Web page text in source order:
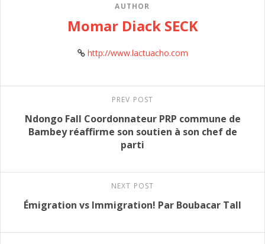
AUTHOR
Momar Diack SECK
http://www.lactuacho.com
PREV POST
Ndongo Fall Coordonnateur PRP commune de
Bambey réaffirme son soutien à son chef de
parti
NEXT POST
Émigration vs Immigration! Par Boubacar Tall